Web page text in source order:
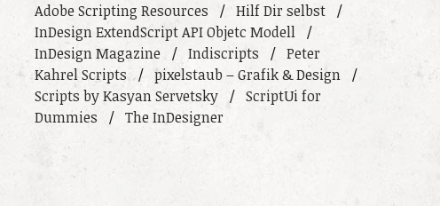
Adobe Scripting Resources
Hilf Dir selbst
InDesign ExtendScript API Objetc Modell
InDesign Magazine
Indiscripts
Peter
Kahrel Scripts
pixelstaub – Grafik & Design
Scripts by Kasyan Servetsky
ScriptUi for
Dummies
The InDesigner